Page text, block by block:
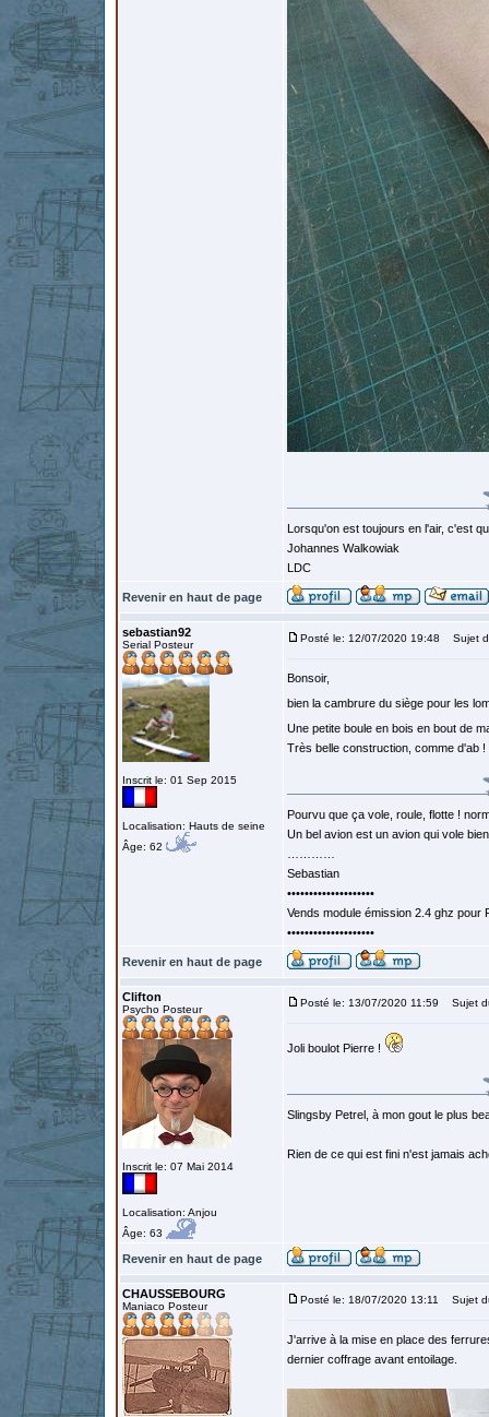
Lorsqu'on est toujours en l'air, c'est
Johannes Walkowiak
LDC
Revenir en haut de page
sebastian92
Serial Posteur
Inscrit le: 01 Sep 2015
Localisation: Hauts de seine
Âge: 62
Posté le: 12/07/2020 19:48 Sujet
Bonsoir,
bien la cambrure du siège pour les
Une petite boule en bois en bout de
Très belle construction, comme d'ab !
Pourvu que ça vole, roule, flotte !
Un bel avion est un avion qui vole
Sebastian
••••••••••••••••••••
Vends module émission 2.4 ghz
••••••••••••••••••••
Revenir en haut de page
Clifton
Psycho Posteur
Inscrit le: 07 Mai 2014
Localisation: Anjou
Âge: 63
Posté le: 13/07/2020 11:59 Sujet
Joli boulot Pierre !
Slingsby Petrel, à mon gout le plus
Rien de ce qui est fini n'est jamais
Revenir en haut de page
CHAUSSEBOURG
Maniaco Posteur
Posté le: 18/07/2020 13:11 Sujet
J'arrive à la mise en place des
dernier coffrage avant entoilage.